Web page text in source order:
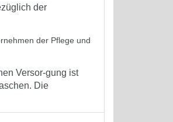
der
der Pflege und
Versor-gung ist
Die